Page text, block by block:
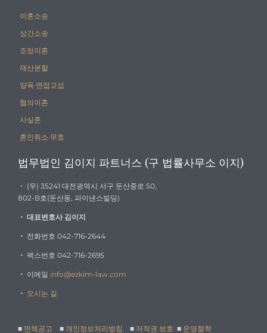
이혼소송
상간소송
조정이혼
재산분할
양육·면접교섭
협의이혼
사실혼
혼인취소·무효
법무법인 김이지 파트너스 (구 법률사무소 이지)
・ (우) 35241 대전광역시 서구 둔산중로 50,
802-B호(둔산동, 파이낸스빌딩)
・ 대표변호사 김이지
・ 전화번호 042-716-2644
・ 팩스번호 042-716-2695
・ 이메일 info@ezkim-law.com
・ 오시는 길
■ 면책공고 ■ 개인정보처리방침 ■ 저작권 보호 ■ 운영철학